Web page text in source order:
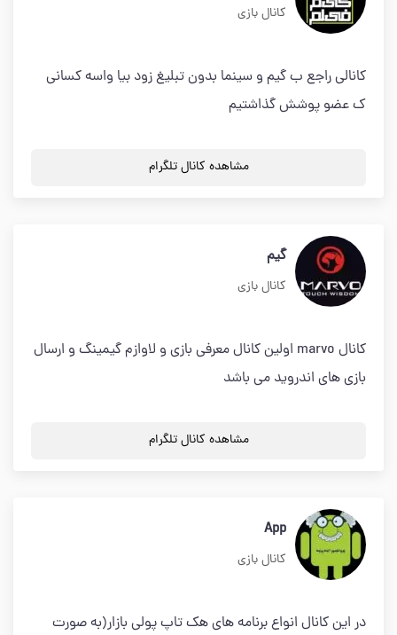
کانال بازی
کانالی راجع ب گیم و سینما بدون تبلیغ زود بیا واسه کسانی
ک عضو پوشش گذاشتیم
مشاهده کانال تلگرام
گیم
کانال بازی
کانال marvo اولین کانال معرفی بازی و لاوازم گیمینگ و ارسال
بازی های اندروید می باشد
مشاهده کانال تلگرام
App
کانال بازی
در این کانال انواع برنامه های هک تاپ پولی بازار(به صورت